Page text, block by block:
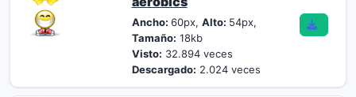
Ancho: 60px, Alto: 54px,
Tamaño: 18kb
Visto: 32.894 veces
Descargado: 2.024 veces